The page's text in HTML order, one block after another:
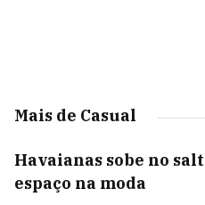
Mais de Casual
Havaianas sobe no
espaço na moda